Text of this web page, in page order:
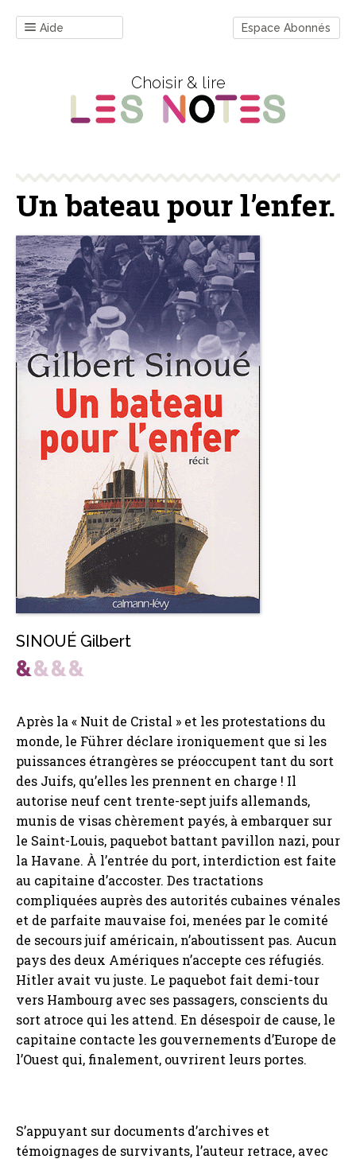
Aide Espace Abonnés
Choisir & lire
Un bateau pour l’enfer.
SINOUÉ Gilbert
Après la « Nuit de Cristal » et les protestations du
monde, le Führer déclare ironiquement que si les
puissances étrangères se préoccupent tant du sort
des Juifs, qu’elles les prennent en charge ! Il
autorise neuf cent trente-sept juifs allemands,
munis de visas chèrement payés, à embarquer sur
le Saint-Louis, paquebot battant pavillon nazi, pour
la Havane. À l’entrée du port, interdiction est faite
au capitaine d’accoster. Des tractations
compliquées auprès des autorités cubaines vénales
et de parfaite mauvaise foi, menées par le comité
de secours juif américain, n’aboutissent pas. Aucun
pays des deux Amériques n’accepte ces réfugiés.
Hitler avait vu juste. Le paquebot fait demi-tour
vers Hambourg avec ses passagers, conscients du
sort atroce qui les attend. En désespoir de cause, le
capitaine contacte les gouvernements d’Europe de
l’Ouest qui, finalement, ouvrirent leurs portes.
S’appuyant sur documents d’archives et
témoignages de survivants, l’auteur retrace, avec